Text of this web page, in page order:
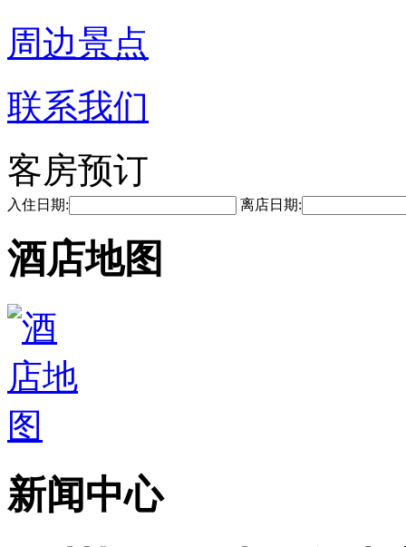
周边景点
联系我们
客房预订
入住日期: 离店日期:
酒店地图
新闻中心